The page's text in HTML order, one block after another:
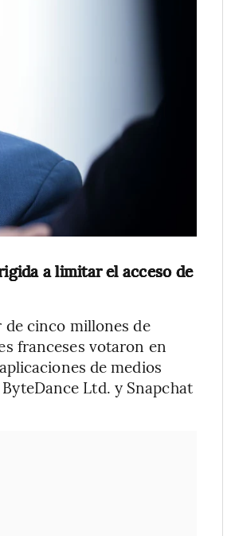
a limitar el acceso de
cinco millones de
franceses votaron en
de medios
Ltd. y Snapchat